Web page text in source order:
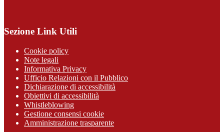
Sezione Link Utili
Cookie policy
Note legali
Informativa Privacy
Ufficio Relazioni con il Pubblico
Dichiarazione di accessibilità
Obiettivi di accessibilità
Whistleblowing
Gestione consensi cookie
Amministrazione trasparente